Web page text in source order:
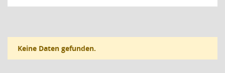
Keine Daten gefunden.